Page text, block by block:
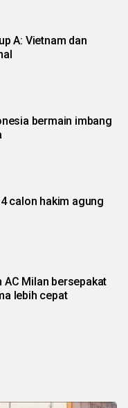
A: Vietnam dan
bermain imbang
calon hakim agung
AC Milan bersepakat
lebih cepat